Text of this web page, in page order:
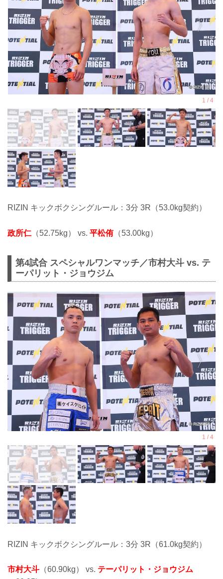
RIZIN キックボクシングルール：3分 3R（53.0kg契約）
政所仁 （52.75kg） vs. 平松侑（53.00kg）
第4試合 スペシャルワンマッチ／市村大斗 vs. テ
ーパリット・ジョウジム
RIZIN キックボクシングルール：3分 3R（61.0kg契約）
市村大斗 （60.90kg） vs. テーパリット・ジョウジム